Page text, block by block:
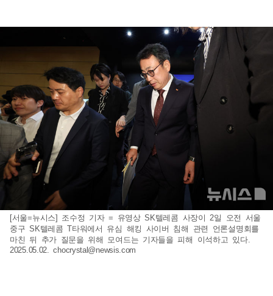
[서울=뉴시스] 조수정 기자 = 유영상 SK텔레콤 사장이 2일 오전 서울
중구 SK텔레콤 T타워에서 유심 해킹 사이버 침해 관련 언론설명회를
마친 뒤 추가 질문을 위해 모여드는 기자들을 피해 이석하고 있다.
2025.05.02.chocrystal@newsis.com